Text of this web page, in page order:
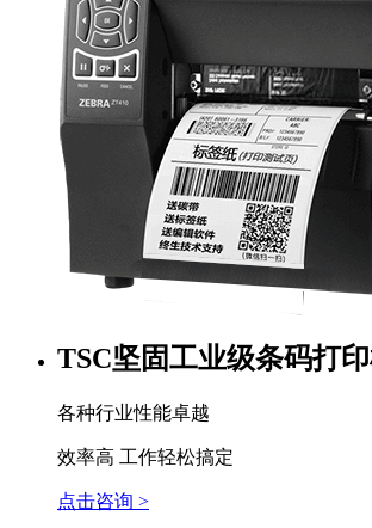
TSC坚固工业级条码打
各种行业性能卓越
效率高 工作轻松搞定
点击咨询 >